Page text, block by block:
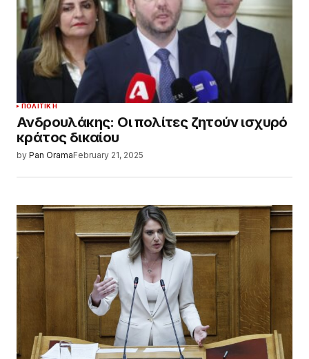
ΠΟΛΙΤΙΚΉ
Ανδρουλάκης: Οι πολίτες ζητούν ισχυρό
κράτος δικαίου
by Pan OramaFebruary 21, 2025